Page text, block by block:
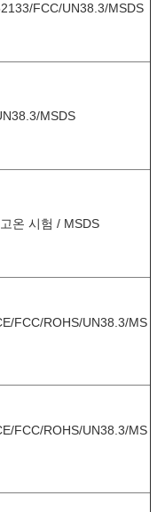
FCC/UN38.3/MSDS
MSDS
온 시험 / MSDS
FCC/ROHS/UN38.3/MS
FCC/ROHS/UN38.3/MS